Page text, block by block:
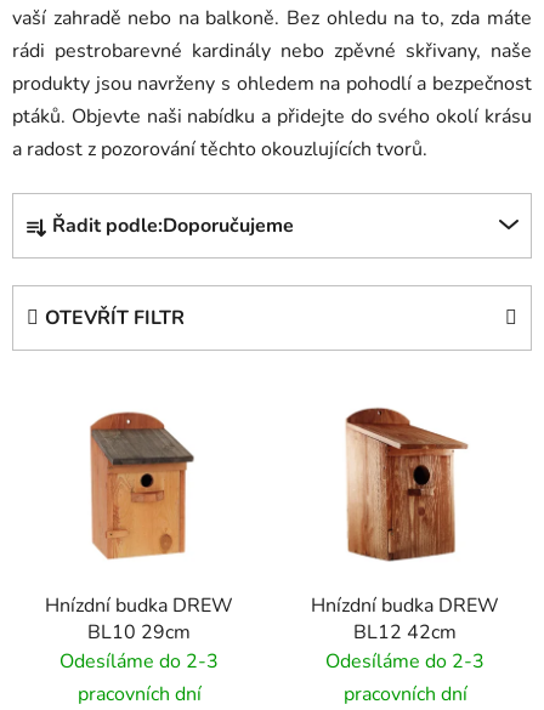
vaší zahradě nebo na balkoně. Bez ohledu na to, zda máte
rádi pestrobarevné kardinály nebo zpěvné skřivany, naše
produkty jsou navrženy s ohledem na pohodlí a bezpečnost
ptáků. Objevte naši nabídku a přidejte do svého okolí krásu
a radost z pozorování těchto okouzlujících tvorů.
Ř
z
Řadit podle:Doporučujeme
OTEVŘÍT FILTR
Hnízdní budka DREW
BL10 29cm
Odesíláme do 2-3
pracovních dní
Hnízdní budka DREW
BL12 42cm
Odesíláme do 2-3
pracovních dní